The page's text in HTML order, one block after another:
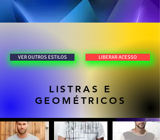
VER OUTROS ESTILOS LIBERAR ACESSO
LISTRAS E
GEOMÉTRICOS